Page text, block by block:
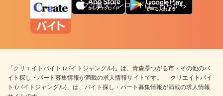
アプリ版ダウンロードはこちらから
「クリエイトバイト (バイトジャングル)」は、青森県つがる市・その他のバ
イト探し・パート募集情報が満載の求人情報サイトです。 「クリエイトバイ
ト (バイトジャングル)」は、バイト探し・パート募集情報が満載の求人情報